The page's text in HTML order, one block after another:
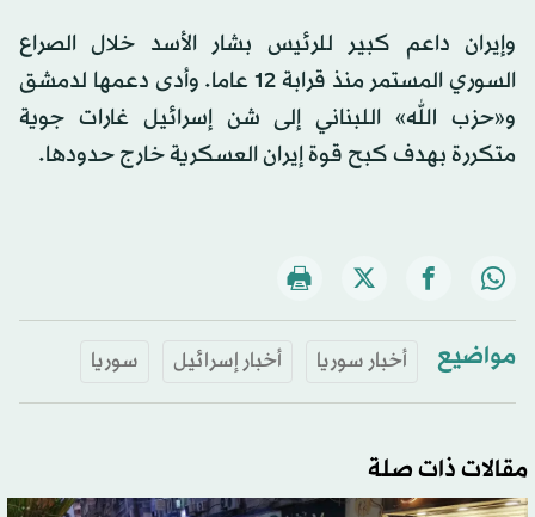
وإيران داعم كبير للرئيس بشار الأسد خلال الصراع
السوري المستمر منذ قرابة 12 عاما. وأدى دعمها لدمشق
و«حزب الله» اللبناني إلى شن إسرائيل غارات جوية
متكررة بهدف كبح قوة إيران العسكرية خارج حدودها.
مواضيع أخبار سوريا أخبار إسرائيل سوريا
مقالات ذات صلة